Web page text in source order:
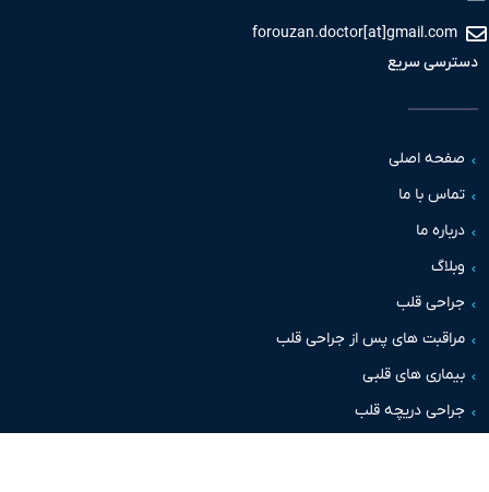
سریع
اصلی
با ما
ما
قلب
های پس از جراحی قلب
های قلبی
دریچه قلب